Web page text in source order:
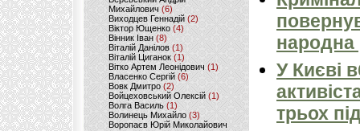
Михайлович (6)
Виходцев Геннадій (2)
Віктор Ющенко (4)
Вінник Іван (8)
Віталій Данілов (1)
Віталій Циганок (1)
Вітко Артем Леонідович(1)
Власенко Сергій (6)
Вовк Дмитро(2)
Войцеховський Олексій(1)
Волга Василь (1)
Волинець Михайло (3)
Воропаєв Юрій Миколайович
народна
У Києві
трьох